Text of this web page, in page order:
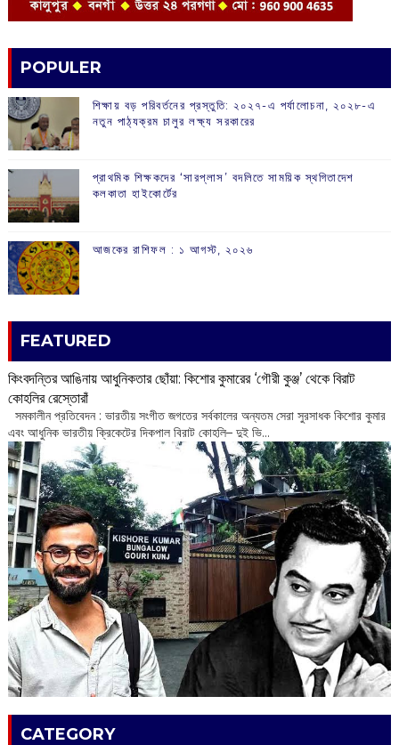
POPULER
শিক্ষায় বড় পরিবর্তনের প্রস্তুতি: ২০২৭-এ পর্যালোচনা, ২০২৮-এ
নতুন পাঠ্যক্রম চালুর লক্ষ্য সরকারের
প্রাথমিক শিক্ষকদের ‘সারপ্লাস’ বদলিতে সাময়িক স্থগিতাদেশ
কলকাতা হাইকোর্টের
আজকের রাশিফল :‌ ‌‌১ আগস্ট, ২০২৬
FEATURED
কিংবদন্তির আঙিনায় আধুনিকতার ছোঁয়া: কিশোর কুমারের ‘গৌরী কুঞ্জ’ থেকে বিরাট
কোহলির রেস্তোরাঁ
‌ সমকালীন প্রতিবেদন : ভারতীয় সংগীত জগতের সর্বকালের অন্যতম সেরা সুরসাধক কিশোর কুমার
এবং আধুনিক ভারতীয় ক্রিকেটের দিকপাল বিরাট কোহলি– ‌দুই ভি...
CATEGORY